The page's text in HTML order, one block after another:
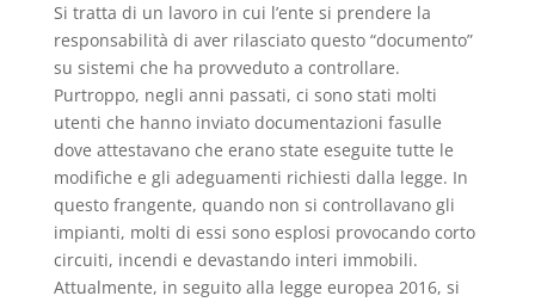
Si tratta di un lavoro in cui l’ente si prendere la
responsabilità di aver rilasciato questo “documento”
su sistemi che ha provveduto a controllare.
Purtroppo, negli anni passati, ci sono stati molti
utenti che hanno inviato documentazioni fasulle
dove attestavano che erano state eseguite tutte le
modifiche e gli adeguamenti richiesti dalla legge. In
questo frangente, quando non si controllavano gli
impianti, molti di essi sono esplosi provocando corto
circuiti, incendi e devastando interi immobili.
Attualmente, in seguito alla legge europea 2016, si